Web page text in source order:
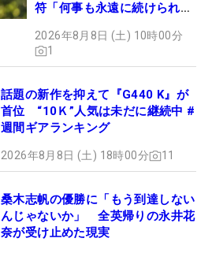
符「何事も永遠に続けられな
2026年8月8日 (土) 10時00分
1
話題の新作を抑えて『G440 K』が
首位 “10Ｋ”人気は未だに継続中 #
週間ギアランキング
2026年8月8日 (土) 18時00分 11
桑木志帆の優勝に「もう到達しない
んじゃないか」 全英帰りの永井花
奈が受け止めた現実